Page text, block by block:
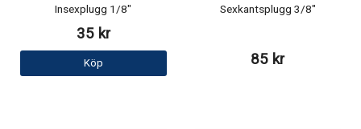
Insexplugg 1/8"
35 kr
Köp
Sexkantsplugg 3/8"
85 kr